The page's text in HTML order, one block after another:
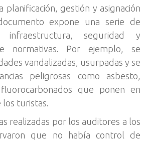
planificación, gestión y asignación
expone una serie de
infraestructura, seguridad y
normativas. Por ejemplo, se
vandalizadas, usurpadas y se
peligrosas como asbesto,
que ponen en
los turistas.
realizadas por los auditores a los
que no había control de